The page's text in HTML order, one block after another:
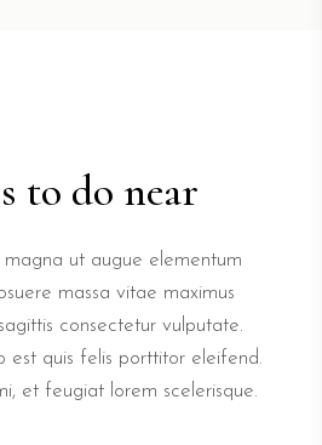
to do near
ut augue elementum
massa vitae maximus
consectetur vulputate.
est quis felis porttitor eleifend.
et feugiat lorem scelerisque.